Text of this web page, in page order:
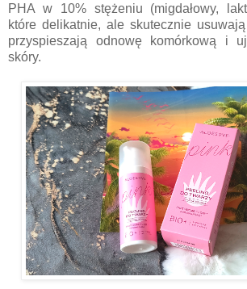
PHA w 10% stężeniu (migdałowy,
które delikatnie, ale skutecznie
przyspieszają odnowę komórkową i
skóry.